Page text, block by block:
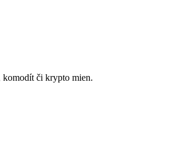
či krypto mien.